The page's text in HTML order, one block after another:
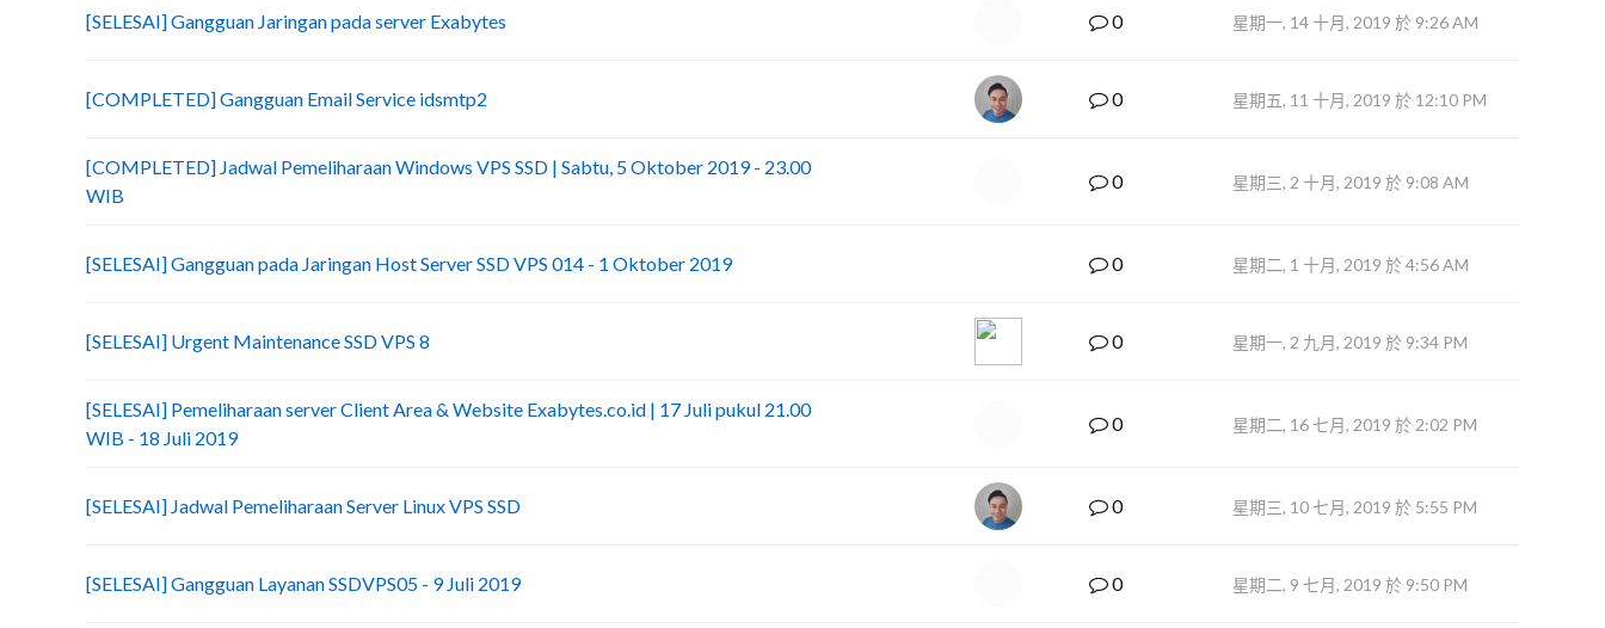
[SELESAI] Gangguan Jaringan pada server Exabytes 0 星期一, 14 十月, 2019 於 9:26 AM
[COMPLETED] Gangguan Email Service idsmtp2 0 星期五, 11 十月, 2019 於 12:10 PM
[COMPLETED] Jadwal Pemeliharaan Windows VPS SSD | Sabtu, 5 Oktober 2019 - 23.00
WIB
0 星期三, 2 十月, 2019 於 9:08 AM
[SELESAI] Gangguan pada Jaringan Host Server SSD VPS 014 - 1 Oktober 2019 0 星期二, 1 十月, 2019 於 4:56 AM
[SELESAI] Urgent Maintenance SSD VPS 8 0 星期一, 2 九月, 2019 於 9:34 PM
[SELESAI] Pemeliharaan server Client Area & Website Exabytes.co.id | 17 Juli pukul 21.00
WIB - 18 Juli 2019
0 星期二, 16 七月, 2019 於 2:02 PM
[SELESAI] Jadwal Pemeliharaan Server Linux VPS SSD 0 星期三, 10 七月, 2019 於 5:55 PM
[SELESAI] Gangguan Layanan SSDVPS05 - 9 Juli 2019 0 星期二, 9 七月, 2019 於 9:50 PM